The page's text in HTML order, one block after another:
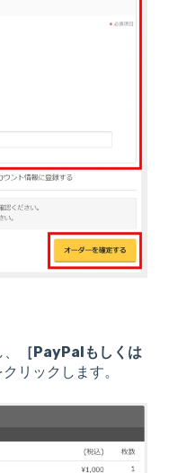
［PayPalもしくは
クリックします。